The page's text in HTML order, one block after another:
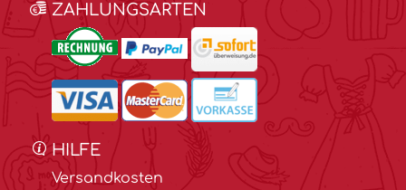
ZAHLUNGSARTEN
HILFE
Versandkosten